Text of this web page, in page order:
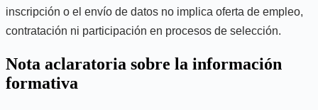
inscripción o el envío de datos no implica oferta de empleo,
contratación ni participación en procesos de selección.
Nota aclaratoria sobre la información
formativa